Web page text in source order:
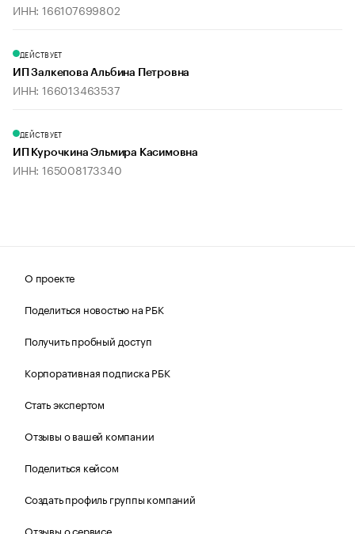
ИНН: 166107699802
ДЕЙСТВУЕТ
ИП Залкепова Альбина Петровна
ИНН: 166013463537
ДЕЙСТВУЕТ
ИП Курочкина Эльмира Касимовна
ИНН: 165008173340
О проекте
Поделиться новостью на РБК
Получить пробный доступ
Корпоративная подписка РБК
Стать экспертом
Отзывы о вашей компании
Поделиться кейсом
Создать профиль группы компаний
Отзывы о сервисе